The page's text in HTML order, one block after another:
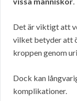
Det är viktigt att
vilket betyder att
kroppen genom
Dock kan
komplikationer.